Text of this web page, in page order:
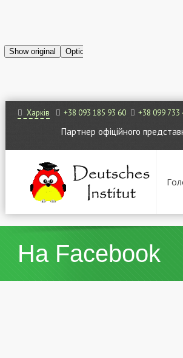
Харків +38 093 185 93 60 +38 099 733
Партнер офіційного
На Facebook